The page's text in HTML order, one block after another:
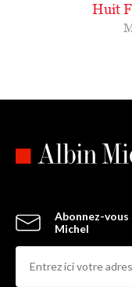
Huit
Abonnez-
Michel